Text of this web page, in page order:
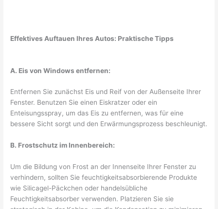
Effektives Auftauen Ihres Autos: Praktische Tipps
A. Eis von Windows entfernen:
Entfernen Sie zunächst Eis und Reif von der Außenseite Ihrer
Fenster. Benutzen Sie einen Eiskratzer oder ein
Enteisungsspray, um das Eis zu entfernen, was für eine
bessere Sicht sorgt und den Erwärmungsprozess beschleunigt.
B. Frostschutz im Innenbereich:
Um die Bildung von Frost an der Innenseite Ihrer Fenster zu
verhindern, sollten Sie feuchtigkeitsabsorbierende Produkte
wie Silicagel-Päckchen oder handelsübliche
Feuchtigkeitsabsorber verwenden. Platzieren Sie sie